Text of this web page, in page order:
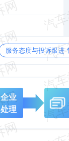
服务态度与投诉跟进-
企业
处理